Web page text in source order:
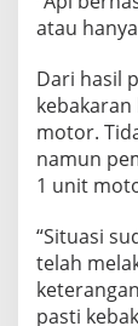
atau
Dari hasil
motor.
namun
1 unit
“Situasi
telah
pasti